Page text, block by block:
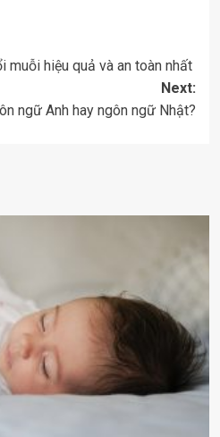
muỗi hiệu quả và an toàn nhất
Next:
ngữ Anh hay ngôn ngữ Nhật?